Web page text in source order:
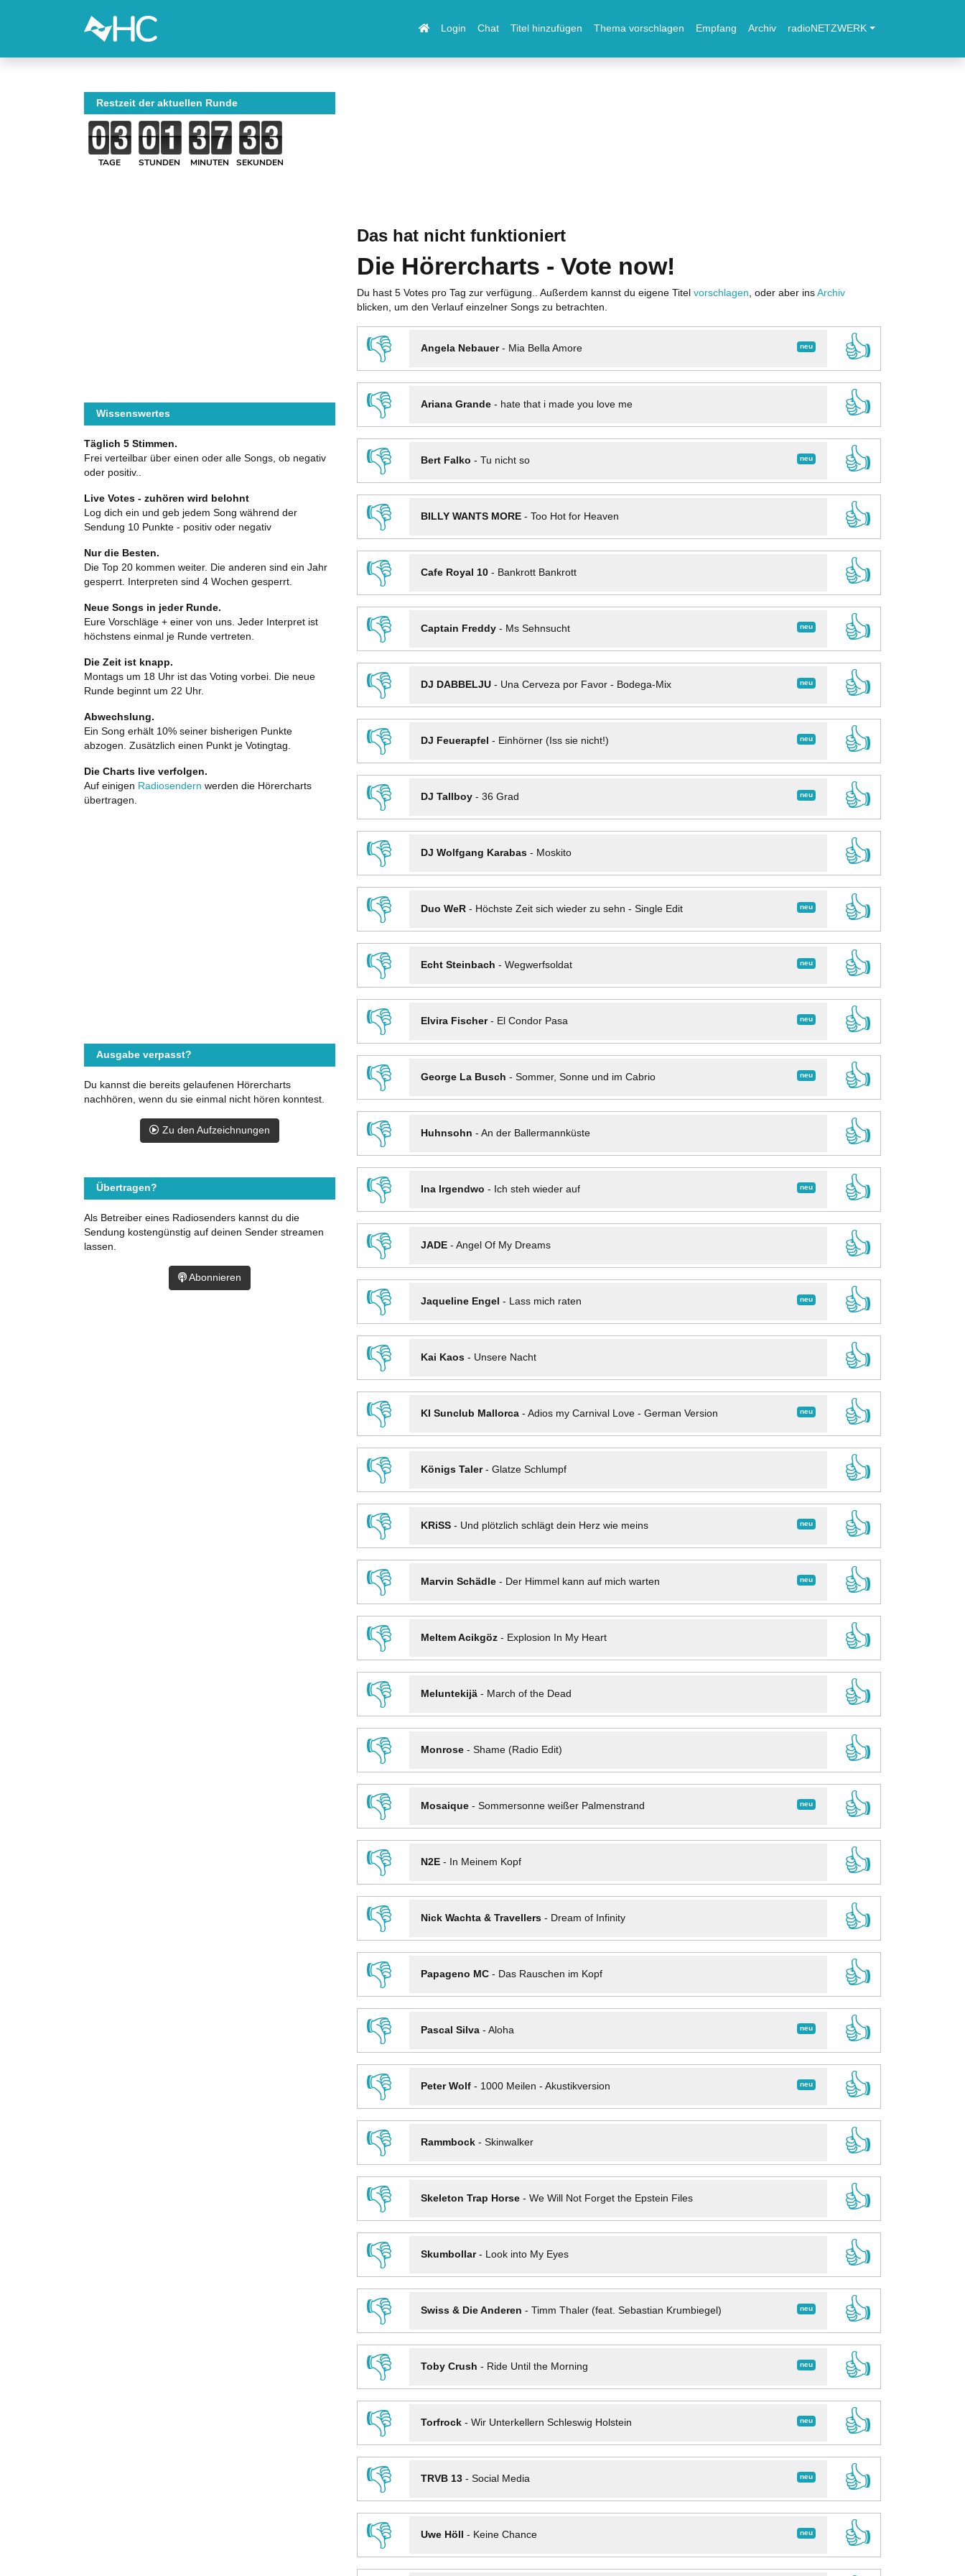
Login Chat Titel hinzufügen Thema vorschlagen Empfang Archiv radioNETZWERK
Das hat nicht funktioniert
Die Hörercharts - Vote now!
Du hast 5 Votes pro Tag zur verfügung.. Außerdem kannst du eigene Titel vorschlagen , oder aber ins Archiv
blicken, um den Verlauf einzelner Songs zu betrachten.
👎 neu
Angela Nebauer- Mia Bella Amore
👍
👎
Ariana Grande- hate that i made you love me
👍
👎
neu
Bert Falko - Tu nicht so
👍
👎
BILLY WANTS MORE- Too Hot for Heaven
👍
👎
Cafe Royal 10- Bankrott Bankrott
👍
👎
neu
Captain Freddy- Ms Sehnsucht
👍
👎
neu
DJ DABBELJU- Una Cerveza por Favor - Bodega-Mix
👍
👎
neu
DJ Feuerapfel - Einhörner (Iss sie nicht!)
👍
👎
neu
DJ Tallboy- 36 Grad
👍
👎
DJ Wolfgang Karabas- Moskito
👍
👎
neu
Duo WeR- Höchste Zeit sich wieder zu sehn - Single Edit
👍
👎
neu
Echt Steinbach - Wegwerfsoldat
👍
👎
neu
Elvira Fischer- El Condor Pasa
👍
👎
neu
George La Busch - Sommer, Sonne und im Cabrio
👍
👎
Huhnsohn - An der Ballermannküste
👍
👎
neu
Ina Irgendwo - Ich steh wieder auf
👍
👎
JADE- Angel Of My Dreams
👍
👎
neu
Jaqueline Engel - Lass mich raten
👍
👎
Kai Kaos- Unsere Nacht
👍
👎
neu
KI Sunclub Mallorca- Adios my Carnival Love - German Version
👍
👎
Königs Taler- Glatze Schlumpf
👍
👎
neu
KRiSS- Und plötzlich schlägt dein Herz wie meins
👍
👎
neu
Marvin Schädle- Der Himmel kann auf mich warten
👍
👎
Meltem Acikgöz- Explosion In My Heart
👍
👎
Meluntekijä- March of the Dead
👍
👎
Monrose- Shame (Radio Edit)
👍
👎
neu
Mosaique- Sommersonne weißer Palmenstrand
👍
👎
N2E- In Meinem Kopf
👍
👎
Nick Wachta & Travellers- Dream of Infinity
👍
👎
Papageno MC- Das Rauschen im Kopf
👍
👎
neu
Pascal Silva- Aloha
👍
👎
neu
Peter Wolf- 1000 Meilen - Akustikversion
👍
👎
Rammbock- Skinwalker
👍
👎
Skeleton Trap Horse- We Will Not Forget the Epstein Files
👍
👎
Skumbollar- Look into My Eyes
👍
👎
neu
Swiss & Die Anderen - Timm Thaler (feat. Sebastian Krumbiegel)
👍
👎
neu
Toby Crush - Ride Until the Morning
👍
👎
neu
Torfrock- Wir Unterkellern Schleswig Holstein
👍
👎
neu
TRVB 13- Social Media
👍
👎
neu
Uwe Höll - Keine Chance
👍
Restzeit der aktuellen Runde
TAGE STUNDEN MINUTEN SEKUNDEN
Wissenswertes
Täglich 5 Stimmen.
Frei verteilbar über einen oder alle Songs, ob negativ
oder positiv..
Live Votes - zuhören wird belohnt
Log dich ein und geb jedem Song während der
Sendung 10 Punkte - positiv oder negativ
Nur die Besten.
Die Top 20 kommen weiter. Die anderen sind ein Jahr
gesperrt. Interpreten sind 4 Wochen gesperrt.
Neue Songs in jeder Runde.
Eure Vorschläge + einer von uns. Jeder Interpret ist
höchstens einmal je Runde vertreten.
Die Zeit ist knapp.
Montags um 18 Uhr ist das Voting vorbei. Die neue
Runde beginnt um 22 Uhr.
Abwechslung.
Ein Song erhält 10% seiner bisherigen Punkte
abzogen. Zusätzlich einen Punkt je Votingtag.
Die Charts live verfolgen.
Auf einigen Radiosendern werden die Hörercharts
übertragen.
Ausgabe verpasst?
Du kannst die bereits gelaufenen Hörercharts
nachhören, wenn du sie einmal nicht hören konntest.
Zu den Aufzeichnungen
Übertragen?
Als Betreiber eines Radiosenders kannst du die
Sendung kostengünstig auf deinen Sender streamen
lassen.
Abonnieren